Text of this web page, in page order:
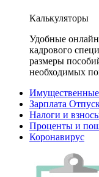
Калькуляторы
Удобные
кадрового
размеры
необходимых
Имущественные
Зарплата
Налоги и
Проценты и
Коронавирус